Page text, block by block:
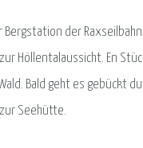
Bergstation der
Höllentalaussicht. En
Bald geht es gebückt
Seehütte.